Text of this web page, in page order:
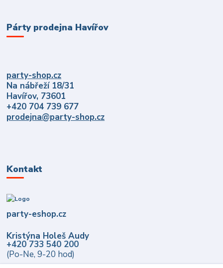
Párty prodejna Havířov
party-shop.cz
Na nábřeží 18/31
Havířov, 73601
+420 704 739 677
prodejna@party-shop.cz
Kontakt
party-eshop.cz
Kristýna Holeš Audy
+420 733 540 200
(Po-Ne, 9-20 hod)